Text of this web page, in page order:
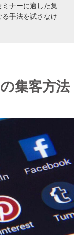
ミナーに適した集
手法を試さなけ
集客方法